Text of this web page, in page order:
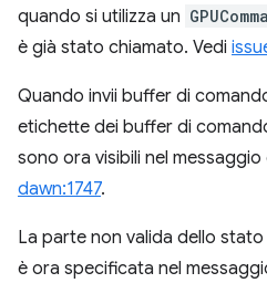
quando si utilizza un
è già stato chiamato. Vedi
Quando invii buffer di
etichette dei buffer di
sono ora visibili nel messaggio
dawn:1747.
La parte non valida dello
è ora specificata nel